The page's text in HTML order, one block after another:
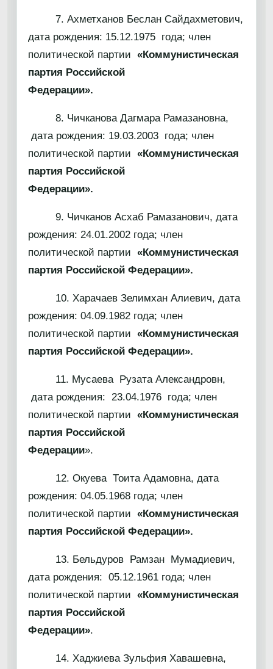
7. Ахметханов Беслан Сайдахметович,
дата рождения: 15.12.1975 года; член
политической партии «Коммунистическая
партия Российской
Федерации».
8. Чичканова Дагмара Рамазановна,
дата рождения: 19.03.2003 года; член
политической партии «Коммунистическая
партия Российской
Федерации».
9. Чичканов Асхаб Рамазанович, дата
рождения: 24.01.2002 года; член
политической партии «Коммунистическая
партия Российской Федерации».
10. Харачаев Зелимхан Алиевич, дата
рождения: 04.09.1982 года; член
политической партии «Коммунистическая
партия Российской Федерации».
11. Мусаева Рузата Александровн,
дата рождения: 23.04.1976 года; член
политической партии «Коммунистическая
партия Российской
Федерации».
12. Окуева Тоита Адамовна, дата
рождения: 04.05.1968 года; член
политической партии «Коммунистическая
партия Российской Федерации».
13. Бельдуров Рамзан Мумадиевич,
дата рождения: 05.12.1961 года; член
политической партии «Коммунистическая
партия Российской
Федерации».
14. Хаджиева Зульфия Хавашевна,